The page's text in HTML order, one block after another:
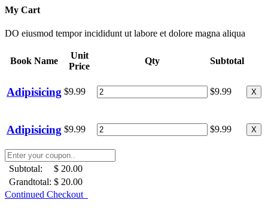
My Cart
DO eiusmod tempor incididunt ut labore et dolore magna aliqua
Book Name
Unit
Price
Qty Subtotal
Adipisicing $9.99 $9.99 X
Adipisicing $9.99 $9.99 X
Subtotal:
$ 20.00
Grandtotal: $ 20.00
Continued Checkout